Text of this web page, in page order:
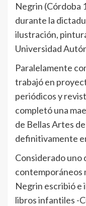
Negrin (Córdoba
durante la
ilustración,
Universidad
Paralelamente
trabajó en
periódicos y
completó una
de Bellas Artes
definitivamente
Considerado uno
contemporáneos
Negrin escribió e
libros infantiles -